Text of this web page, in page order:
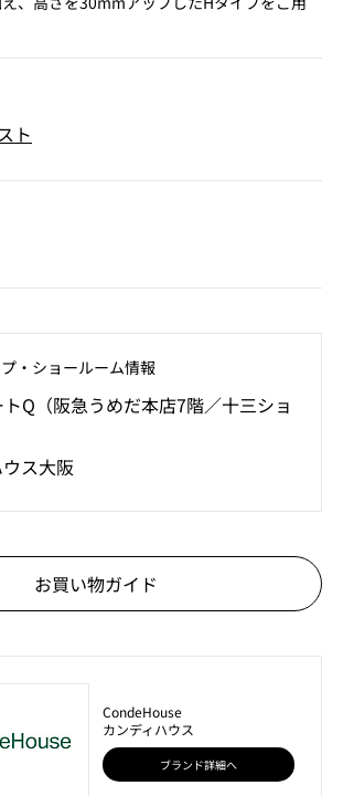
ト
‧ショールーム情報
Q（阪急うめだ本店7階／十三ショ
ス大阪
お買い物ガイド
CondeHouse
カンディハウス
ブランド詳細へ